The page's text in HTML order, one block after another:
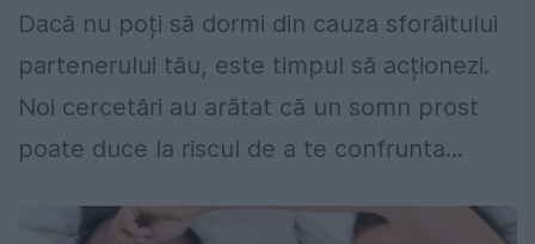
Dacă nu poți să dormi din cauza sforăitului
partenerului tău, este timpul să acționezi.
Noi cercetări au arătat că un somn prost
poate duce la riscul de a te confrunta...